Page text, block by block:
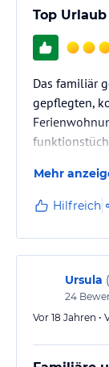
Top
Das familiär
gepflegten,
Besonders
Frühstück;
gibt auch
Saarländer
Urlaub im
Mehr
Hilfreich
Ursula (
24
Vor 18 Jahren